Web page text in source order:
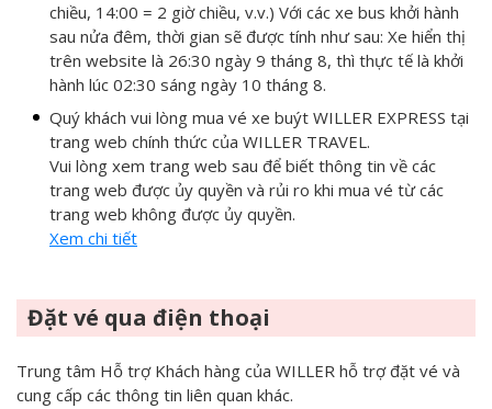
chiều, 14:00 = 2 giờ chiều, v.v.) Với các xe bus khởi hành
sau nửa đêm, thời gian sẽ được tính như sau: Xe hiển thị
trên website là 26:30 ngày 9 tháng 8, thì thực tế là khởi
hành lúc 02:30 sáng ngày 10 tháng 8.
Quý khách vui lòng mua vé xe buýt WILLER EXPRESS tại
trang web chính thức của WILLER TRAVEL.
Vui lòng xem trang web sau để biết thông tin về các
trang web được ủy quyền và rủi ro khi mua vé từ các
trang web không được ủy quyền.
Xem chi tiết
Đặt vé qua điện thoại
Trung tâm Hỗ trợ Khách hàng của WILLER hỗ trợ đặt vé và
cung cấp các thông tin liên quan khác.